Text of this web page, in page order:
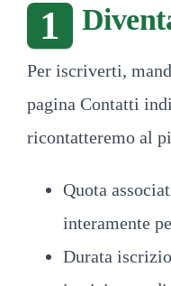
Libreria
Notizie
1
Per iscriverti,
pagina Contatti
ricontatteremo al
Quota
interamente
Durata